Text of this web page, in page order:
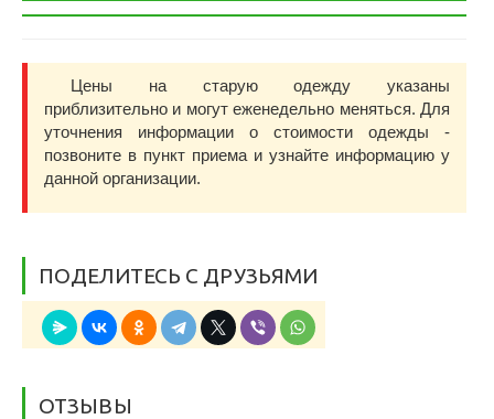
Цены на старую одежду указаны
приблизительно и могут еженедельно меняться. Для
уточнения информации о стоимости одежды -
позвоните в пункт приема и узнайте информацию у
данной организации.
ПОДЕЛИТЕСЬ С ДРУЗЬЯМИ
ОТЗЫВЫ